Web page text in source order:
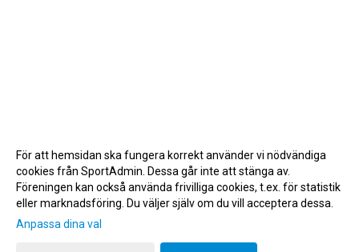
Gå till Webbversion
För att hemsidan ska fungera korrekt använder vi nödvändiga
cookies från SportAdmin. Dessa går inte att stänga av.
Föreningen kan också använda frivilliga cookies, t.ex. för statistik
eller marknadsföring. Du väljer själv om du vill acceptera dessa.
Anpassa dina val